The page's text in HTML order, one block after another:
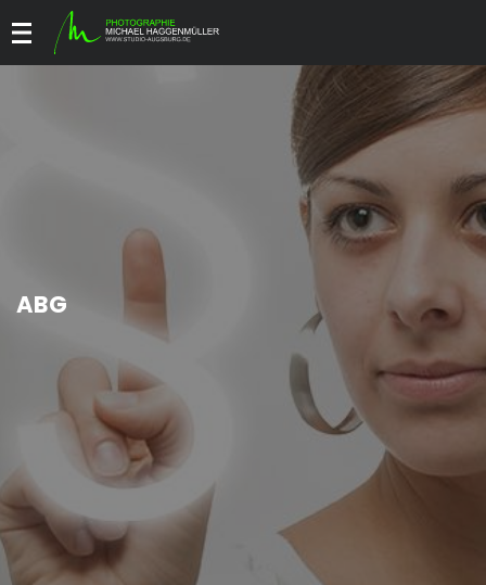
ABG
Menü